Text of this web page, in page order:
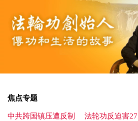
焦点专题
中共跨国镇压遭反制 法轮功反迫害